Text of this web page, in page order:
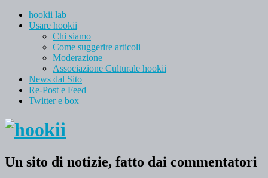
hookii lab
Usare hookii
Chi siamo
Come suggerire articoli
Moderazione
Associazione Culturale hookii
News dal Sito
Re-Post e Feed
Twitter e box
Un sito di notizie, fatto dai commentatori